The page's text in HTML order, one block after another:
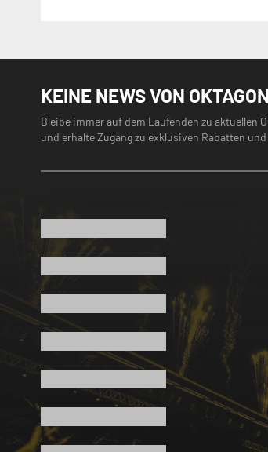
KEINE NEWS VON
Bleibe immer auf dem Laufenden zu aktuellen
und erhalte Zugang zu exklusiven Rabatten